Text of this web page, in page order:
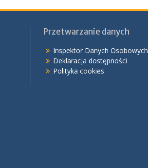
Przetwarzanie danych
Inspektor Danych Osobowych
Deklaracja dostępności
Polityka cookies